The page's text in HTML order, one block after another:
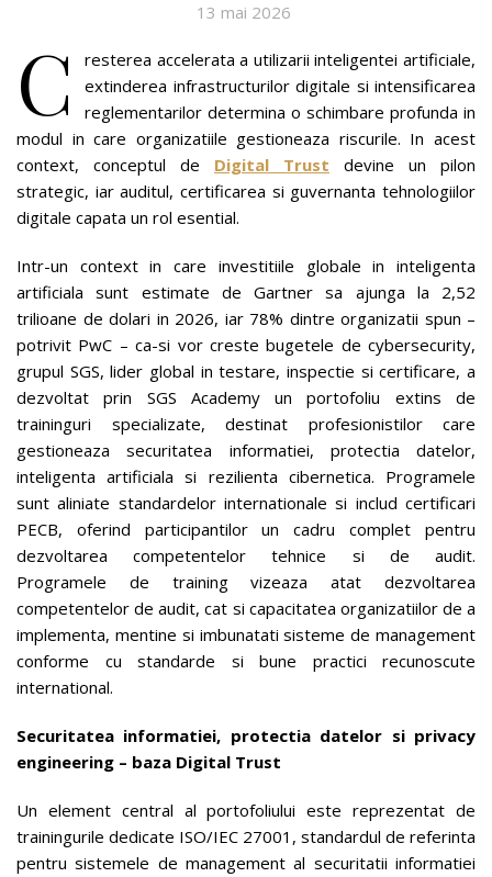
13 mai 2026
C
resterea accelerata a utilizarii inteligentei artificiale,
extinderea infrastructurilor digitale si intensificarea
reglementarilor determina o schimbare profunda in
modul in care organizatiile gestioneaza riscurile. In acest
context, conceptul de Digital Trust devine un pilon
strategic, iar auditul, certificarea si guvernanta tehnologiilor
digitale capata un rol esential.
Intr-un context in care investitiile globale in inteligenta
artificiala sunt estimate de Gartner sa ajunga la 2,52
trilioane de dolari in 2026, iar 78% dintre organizatii spun –
potrivit PwC – ca-si vor creste bugetele de cybersecurity,
grupul SGS, lider global in testare, inspectie si certificare, a
dezvoltat prin SGS Academy un portofoliu extins de
traininguri specializate, destinat profesionistilor care
gestioneaza securitatea informatiei, protectia datelor,
inteligenta artificiala si rezilienta cibernetica. Programele
sunt aliniate standardelor internationale si includ certificari
PECB, oferind participantilor un cadru complet pentru
dezvoltarea competentelor tehnice si de audit.
Programele de training vizeaza atat dezvoltarea
competentelor de audit, cat si capacitatea organizatiilor de a
implementa, mentine si imbunatati sisteme de management
conforme cu standarde si bune practici recunoscute
international.
Securitatea informatiei, protectia datelor si privacy
engineering – baza Digital Trust
Un element central al portofoliului este reprezentat de
trainingurile dedicate ISO/IEC 27001, standardul de referinta
pentru sistemele de management al securitatii informatiei